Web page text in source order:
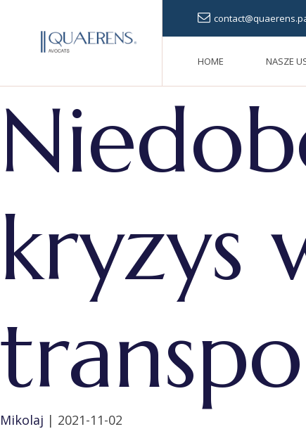
HOME NASZE
kryzys
Mikolaj | 2021-11-02